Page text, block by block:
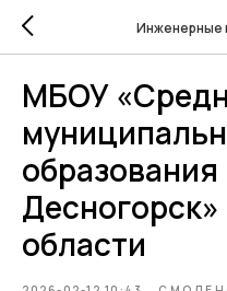
Инженерные
МБОУ
образования
области